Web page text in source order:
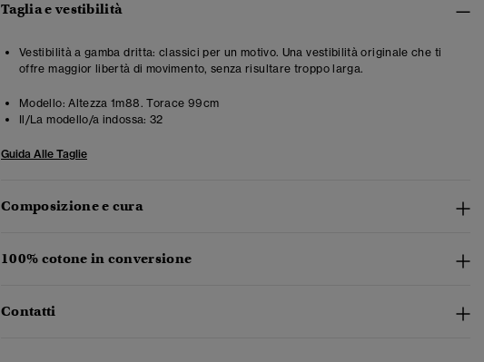
Taglia e vestibilità
Vestibilità a gamba dritta: classici per un motivo. Una vestibilità originale che ti
offre maggior libertà di movimento, senza risultare troppo larga.
Modello: Altezza 1m88. Torace 99cm
Il/La modello/a indossa: 32
Guida Alle Taglie
Composizione e cura
100% cotone in conversione
Contatti